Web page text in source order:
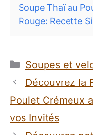
Soupe Thaï au
Rouge: Recette
Catégories
Soupes et
Découvrez la
Poulet Crémeux
vos Invités